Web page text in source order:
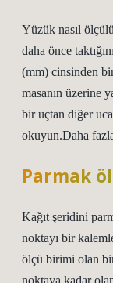
Yüzük nasıl
daha önce
(mm) cinsinden
masanın üzerine
bir uçtan diğer
okuyun.Daha
Parmak
Kağıt şeridini
noktayı bir
ölçü birimi olan
noktaya kadar